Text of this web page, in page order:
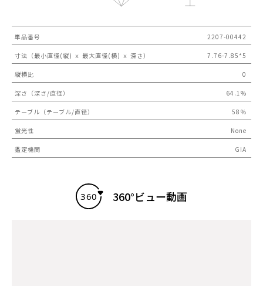
単品番号 2207-00442
寸法（最小直径(縦) ｘ 最大直径(横) ｘ 深さ） 7.76-7.85*5
縦横比 0
深さ（深さ/直径） 64.1%
テーブル（テーブル/直径） 58％
蛍光性 None
鑑定機関 GIA
360°ビュー動画